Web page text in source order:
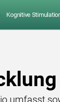
Kognitive